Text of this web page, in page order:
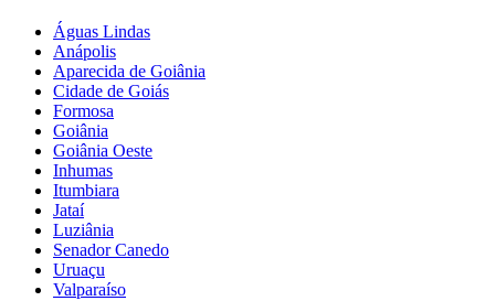
Águas Lindas
Anápolis
Aparecida de Goiânia
Cidade de Goiás
Formosa
Goiânia
Goiânia Oeste
Inhumas
Itumbiara
Jataí
Luziânia
Senador Canedo
Uruaçu
Valparaíso